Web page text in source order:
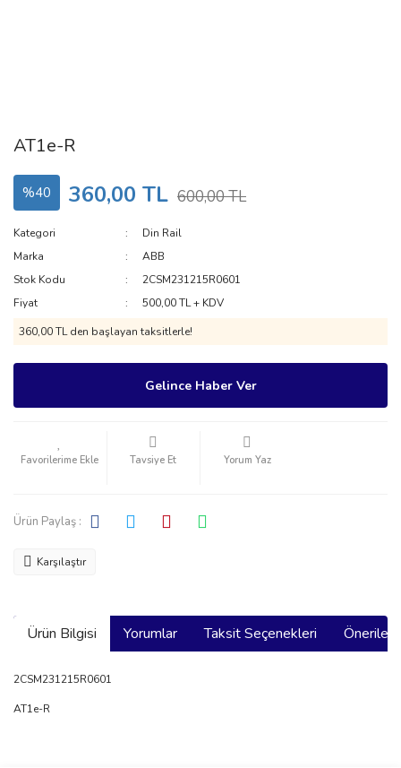
AT1e-R
%40 360,00 TL 600,00 TL
Kategori
Din Rail
Marka
ABB
Stok Kodu
2CSM231215R0601
Fiyat
500,00 TL + KDV
360,00 TL den başlayan taksitlerle!
Gelince Haber Ver
Tavsiye Et Yorum Yaz
Ürün Paylaş :
Karşılaştır
Ürün Bilgisi Yorumlar Taksit Seçenekleri
2CSM231215R0601
AT1e-R